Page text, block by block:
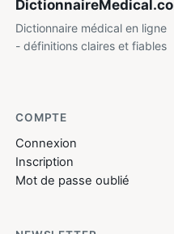
DictionnaireMedical
Dictionnaire médical en ligne
- définitions claires et fiables
COMPTE
Connexion
Inscription
Mot de passe oublié